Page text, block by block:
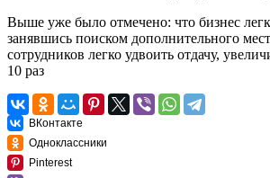
Выше уже было отмечено: что бизнес
занявшись поиском дополнительного
сотрудников легко удвоить отдачу,
10 раз
ВКонтакте
Одноклассники
Pinterest